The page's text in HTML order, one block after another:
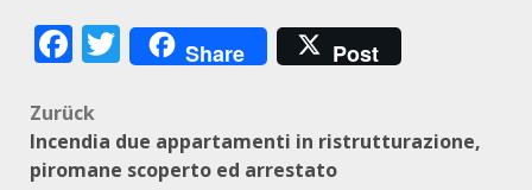
Facebook
Twitter
Share Post
Beitragsnavigation
Zurück
Incendia due appartamenti in ristrutturazione,
piromane scoperto ed arrestato